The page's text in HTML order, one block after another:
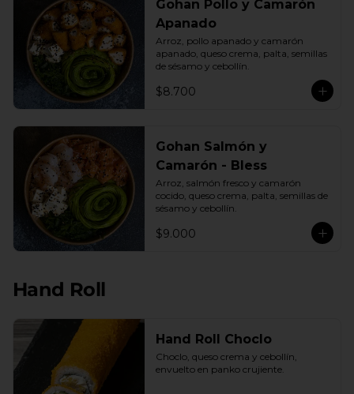
Gohan Pollo y Camarón
Apanado
Arroz, pollo apanado y camarón
apanado, queso crema, palta, semillas
de sésamo y cebollín.
$8.700
Gohan Salmón y
Camarón - Bless
Arroz, salmón fresco y camarón
cocido, queso crema, palta, semillas de
sésamo y cebollín.
$9.000
Hand Roll
Hand Roll Choclo
Choclo, queso crema y cebollín,
envuelto en panko crujiente.